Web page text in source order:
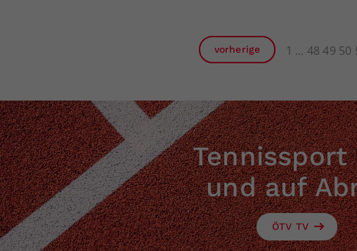
vorherige 1 48 49 50
Tennissport
und auf
ÖTV TV